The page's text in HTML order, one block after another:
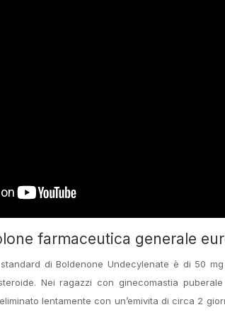
farmaceutica generale
di Boldenone Undecylenate è di 50
Nei ragazzi con ginecomastia
lentamente con un’emivita di circa 2